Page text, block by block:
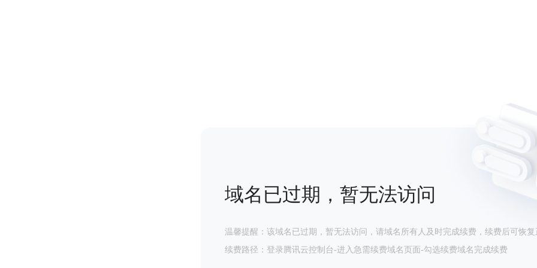
域名已过期，暂无法访问
温馨提醒：该域名已过期，暂无法访问，请域名所有人及时完成续费，续费后可恢复
续费路径：登录腾讯云控制台-进入急需续费域名页面-勾选续费域名完成续费